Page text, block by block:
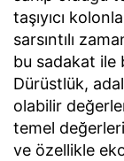
taşıyıcı
sarsıntılı
bu sadakat ile
Dürüstlük,
olabilir
temel
ve özellikle